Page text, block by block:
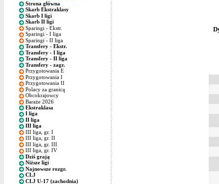
Strona główna
Skarb Ekstraklasy
Skarb I ligi
Skarb II ligi
Sparingi - Ekstr.
Sparingi - I liga
Sparingi - II liga
Transfery - Ekstr.
Transfery - I liga
Transfery - II liga
Transfery - zagr.
Przygotowania E
Przygotowania I
Przygotowania II
Polacy za granicą
Obcokrajowcy
Baraże 2026
Ekstraklasa
I liga
II liga
III liga
III liga, gr. I
III liga, gr. II
III liga, gr. III
III liga, gr. IV
Dziś grają
Niższe ligi
Najnowsze rozgr.
CLJ
CLJ U-17 (zachodnia)